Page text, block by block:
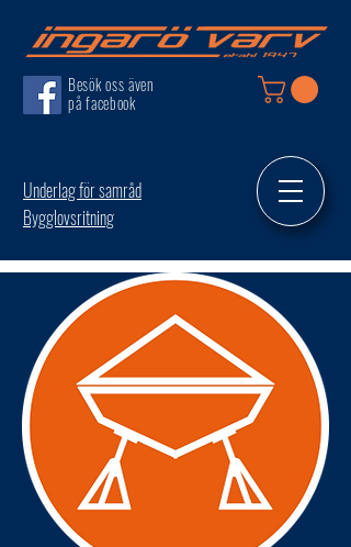
Besök oss även
på facebook
Underlag för samråd
Bygglovsritning